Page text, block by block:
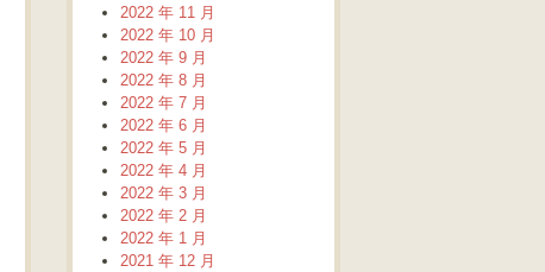
2022 年 11 月
2022 年 10 月
2022 年 9 月
2022 年 8 月
2022 年 7 月
2022 年 6 月
2022 年 5 月
2022 年 4 月
2022 年 3 月
2022 年 2 月
2022 年 1 月
2021 年 12 月